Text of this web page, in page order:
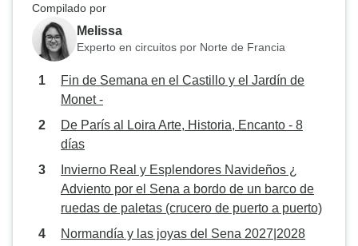
Compilado por
Melissa
Experto en circuitos por Norte de Francia
Fin de Semana en el Castillo y el Jardín de
Monet -
De París al Loira Arte, Historia, Encanto - 8
días
Invierno Real y Esplendores Navideños ¿
Adviento por el Sena a bordo de un barco de
ruedas de paletas (crucero de puerto a puerto)
Normandía y las joyas del Sena 2027|2028